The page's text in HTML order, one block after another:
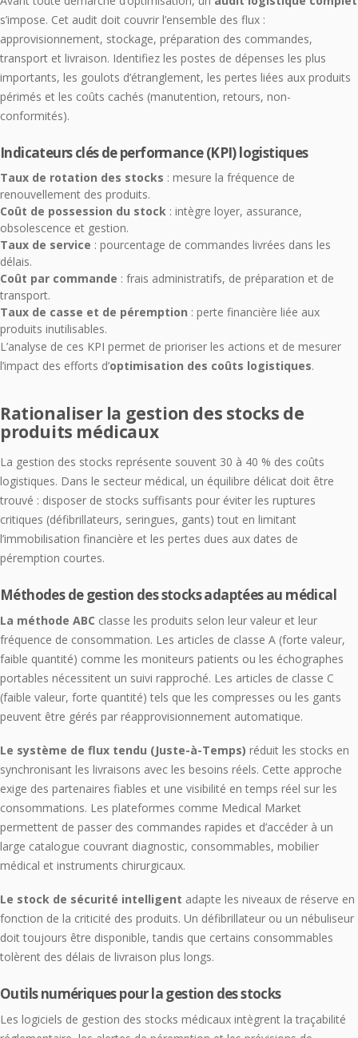
s’impose. Cet audit doit couvrir l’ensemble des flux :
approvisionnement, stockage, préparation des commandes,
transport et livraison. Identifiez les postes de dépenses les plus
importants, les goulots d’étranglement, les pertes liées aux produits
périmés et les coûts cachés (manutention, retours, non-
conformités).
Indicateurs clés de performance (KPI) logistiques
Taux de rotation des stocks : mesure la fréquence de
renouvellement des produits.
Coût de possession du stock : intègre loyer, assurance,
obsolescence et gestion.
Taux de service : pourcentage de commandes livrées dans les
délais.
Coût par commande : frais administratifs, de préparation et de
transport.
Taux de casse et de péremption : perte financière liée aux
produits inutilisables.
L’analyse de ces KPI permet de prioriser les actions et de mesurer
l’impact des efforts d’optimisation des coûts logistiques.
Rationaliser la gestion des stocks de
produits médicaux
La gestion des stocks représente souvent 30 à 40 % des coûts
logistiques. Dans le secteur médical, un équilibre délicat doit être
trouvé : disposer de stocks suffisants pour éviter les ruptures
critiques (défibrillateurs, seringues, gants) tout en limitant
l’immobilisation financière et les pertes dues aux dates de
péremption courtes.
Méthodes de gestion des stocks adaptées au médical
La méthode ABC classe les produits selon leur valeur et leur
fréquence de consommation. Les articles de classe A (forte valeur,
faible quantité) comme les moniteurs patients ou les échographes
portables nécessitent un suivi rapproché. Les articles de classe C
(faible valeur, forte quantité) tels que les compresses ou les gants
peuvent être gérés par réapprovisionnement automatique.
Le système de flux tendu (Juste-à-Temps) réduit les stocks en
synchronisant les livraisons avec les besoins réels. Cette approche
exige des partenaires fiables et une visibilité en temps réel sur les
consommations. Les plateformes comme Medical Market
permettent de passer des commandes rapides et d’accéder à un
large catalogue couvrant diagnostic, consommables, mobilier
médical et instruments chirurgicaux.
Le stock de sécurité intelligent adapte les niveaux de réserve en
fonction de la criticité des produits. Un défibrillateur ou un nébuliseur
doit toujours être disponible, tandis que certains consommables
tolèrent des délais de livraison plus longs.
Outils numériques pour la gestion des stocks
Les logiciels de gestion des stocks médicaux intègrent la traçabilité